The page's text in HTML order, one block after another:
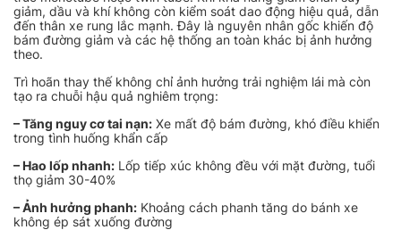
giảm, dầu và khí không còn kiểm soát dao động hiệu quả, dẫn
đến thân xe rung lắc mạnh. Đây là nguyên nhân gốc khiến độ
bám đường giảm và các hệ thống an toàn khác bị ảnh hưởng
theo.
Trì hoãn thay thế không chỉ ảnh hưởng trải nghiệm lái mà còn
tạo ra chuỗi hậu quả nghiêm trọng:
– Tăng nguy cơ tai nạn: Xe mất độ bám đường, khó điều khiển
trong tình huống khẩn cấp
– Hao lốp nhanh: Lốp tiếp xúc không đều với mặt đường, tuổi
thọ giảm 30-40%
– Ảnh hưởng phanh: Khoảng cách phanh tăng do bánh xe
không ép sát xuống đường